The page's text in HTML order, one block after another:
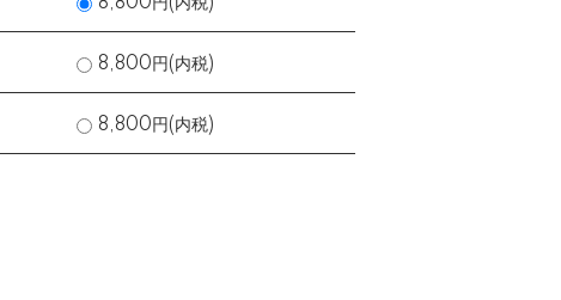
8,800円(内税)
8,800円(内税)